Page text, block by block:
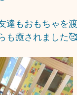
達もおもちゃを
も癒されました🥰